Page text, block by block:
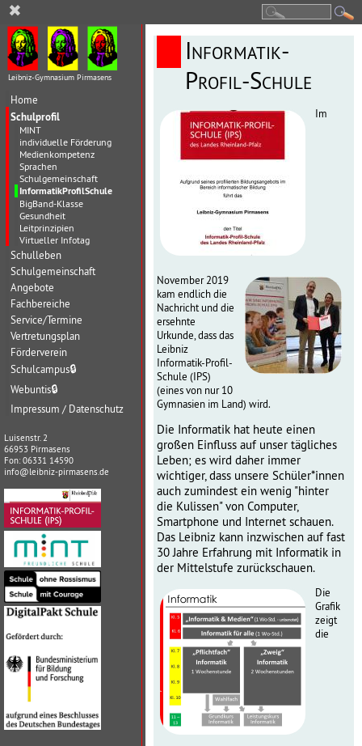
Leibniz-Gymnasium Pirmasens
Home
Schulprofil
MINT
individuelle Förderung
Medienkompetenz
Sprachen
Schulgemeinschaft
InformatikProfilSchule
BigBand-Klasse
Gesundheit
Leitprinzipien
Virtueller Infotag
Schulleben
Schulgemeinschaft
Angebote
Fachbereiche
Service/Termine
Vertretungsplan
Förderverein
Schulcampus🔒
Webuntis🔒
Impressum / Datenschutz
Luisenstr. 2
66953 Pirmasens
Fon: 06331 14590
info@leibniz-pirmasens.de
Informatik-
Profil-Schule
Im
November 2019
kam endlich die
Nachricht und die
ersehnte
Urkunde, dass das
Leibniz
Informatik-Profil-
Schule (IPS)
(eines von nur 10
Gymnasien im Land) wird.
Die Informatik hat heute einen
großen Einfluss auf unser tägliches
Leben; es wird daher immer
wichtiger, dass unsere Schüler*innen
auch zumindest ein wenig "hinter
die Kulissen" von Computer,
Smartphone und Internet schauen.
Das Leibniz kann inzwischen auf fast
30 Jahre Erfahrung mit Informatik in
der Mittelstufe zurückschauen.
Die
Grafik
zeigt
die
✖